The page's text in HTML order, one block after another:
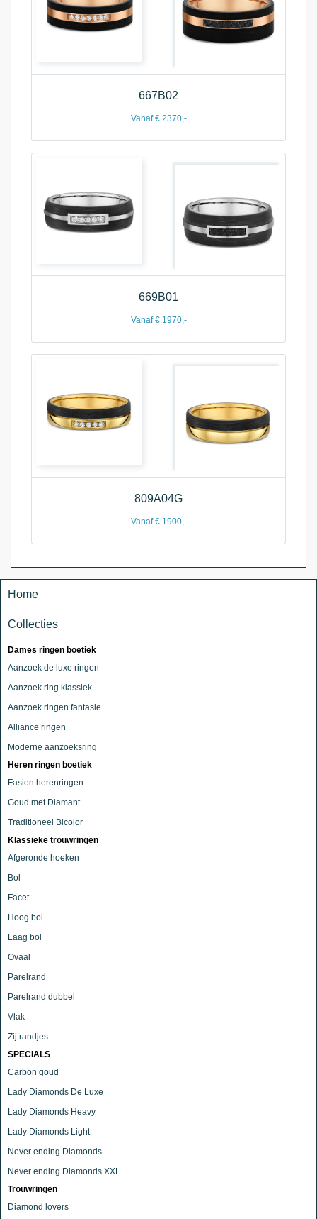
667B02
Vanaf € 2370,-
669B01
Vanaf € 1970,-
809A04G
Vanaf € 1900,-
Home
Collecties
Dames ringen boetiek
Aanzoek de luxe ringen
Aanzoek ring klassiek
Aanzoek ringen fantasie
Alliance ringen
Moderne aanzoeksring
Heren ringen boetiek
Fasion herenringen
Goud met Diamant
Traditioneel Bicolor
Klassieke trouwringen
Afgeronde hoeken
Bol
Facet
Hoog bol
Laag bol
Ovaal
Parelrand
Parelrand dubbel
Vlak
Zij randjes
SPECIALS
Carbon goud
Lady Diamonds De Luxe
Lady Diamonds Heavy
Lady Diamonds Light
Never ending Diamonds
Never ending Diamonds XXL
Trouwringen
Diamond lovers